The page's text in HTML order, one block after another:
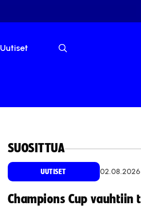
Uutiset
SUOSITTUA
UUTISET 02.08.2026
Champions Cup vauhtiin